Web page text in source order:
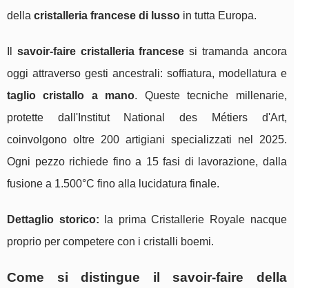
della cristalleria francese di lusso in tutta Europa.
savoir-faire cristalleria francese si tramanda ancora
oggi attraverso gesti ancestrali: soffiatura, modellatura e
taglio cristallo a mano. Queste tecniche millenarie,
protette dall'Institut National des Métiers d'Art,
coinvolgono oltre 200 artigiani specializzati nel 2025.
Ogni pezzo richiede fino a 15 fasi di lavorazione, dalla
fusione a 1.500°C fino alla lucidatura finale.
Dettaglio storico: la prima Cristallerie Royale nacque
proprio per competere con i cristalli boemi.
Come si distingue il savoir-faire della